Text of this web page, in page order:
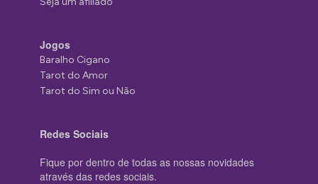
Jogos
Baralho Cigano
Tarot do Amor
Tarot do Sim ou Não
Redes Sociais
Fique por dentro de todas as nossas novidades
através das redes sociais.